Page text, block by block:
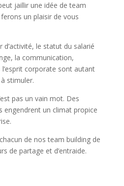
jaillir une idée de team
un plaisir de vous
le statut du salarié
la communication,
l’esprit corporate sont autant
stimuler.
pas un vain mot. Des
engendrent un climat propice
de nos team building de
de partage et d’entraide.